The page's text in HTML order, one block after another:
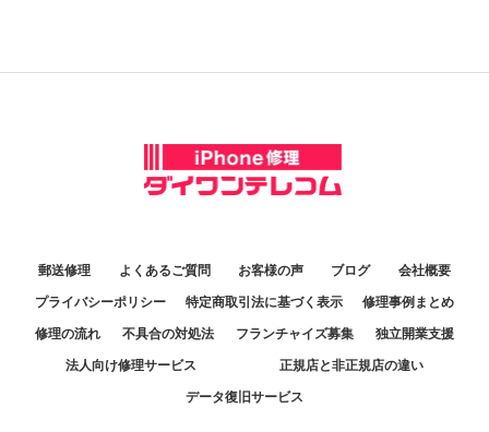
郵送修理 よくあるご質問 お客様の声 ブログ 会社概要
プライバシーポリシー 特定商取引法に基づく表示 修理事例まとめ
修理の流れ 不具合の対処法 フランチャイズ募集 独立開業支援
法人向け修理サービス 正規店と非正規店の違い
データ復旧サービス